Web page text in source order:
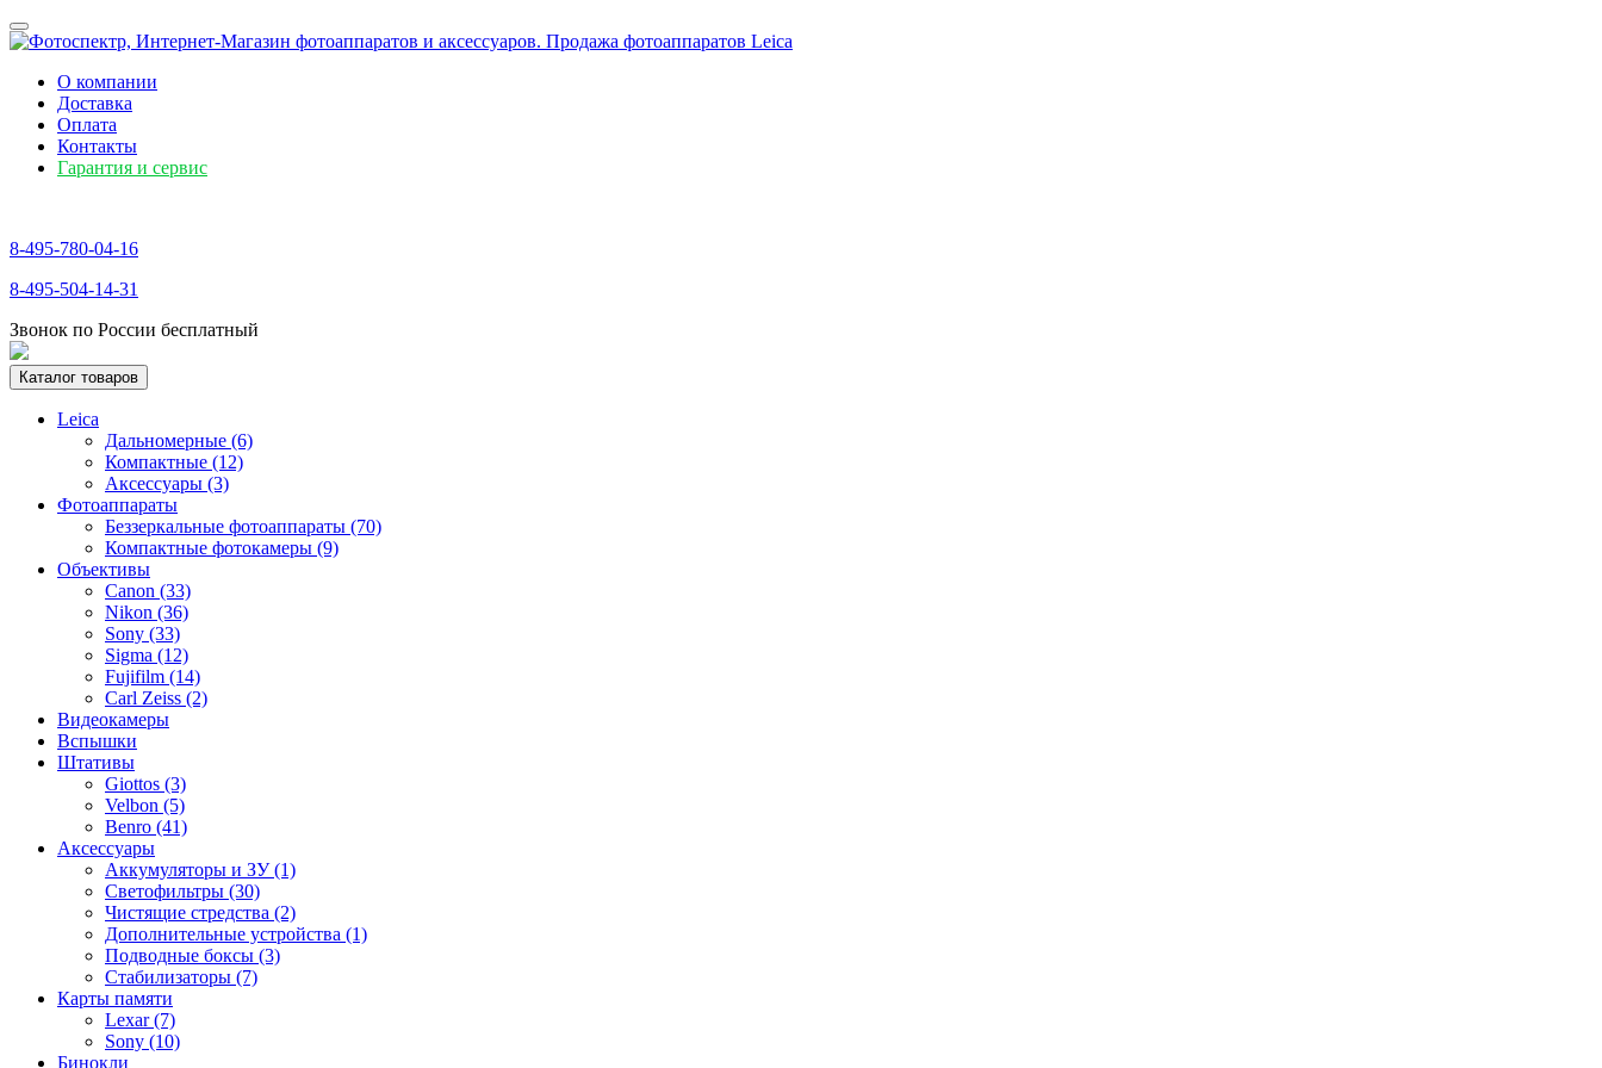
О компании
Доставка
Оплата
Контакты
Гарантия и сервис
8-495-780-04-16
8-495-504-14-31
Звонок по России бесплатный
Каталог товаров
Leica
Дальномерные (6)
Компактные (12)
Аксессуары (3)
Фотоаппараты
Беззеркальные фотоаппараты (70)
Компактные фотокамеры (9)
Объективы
Canon (33)
Nikon (36)
Sony (33)
Sigma (12)
Fujifilm (14)
Carl Zeiss (2)
Видеокамеры
Вспышки
Штативы
Giottos (3)
Velbon (5)
Benro (41)
Аксессуары
Аккумуляторы и ЗУ (1)
Светофильтры (30)
Чистящие стредства (2)
Дополнительные устройства (1)
Подводные боксы (3)
Стабилизаторы (7)
Карты памяти
Lexar (7)
Sony (10)
Бинокли